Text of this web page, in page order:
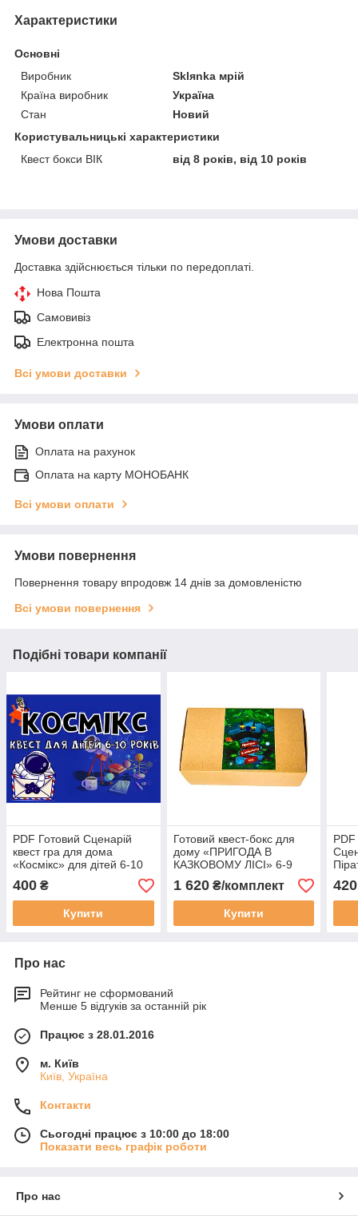
Характеристики
Основні
Виробник
Sklяnka мрій
Країна виробник
Україна
Стан
Новий
Користувальницькі характеристики
Квест бокси ВІК
від 8 років, від 10 років
Умови доставки
Доставка здійснюється тільки по передоплаті.
Нова Пошта
Самовивіз
Електронна пошта
Всі умови доставки
Умови оплати
Оплата на рахунок
Оплата на карту МОНОБАНК
Всі умови оплати
Умови повернення
Повернення товару впродовж 14 днів за домовленістю
Всі умови повернення
Подібні товари компанії
PDF Готовий Сценарій
квест гра для дома
«Космікс» для дітей 6-10
років (printable) UA\ru
400 ₴
Купити
Готовий квест-бокс для
дому «ПРИГОДА В
КАЗКОВОМУ ЛІСІ» 6-9
років ПРЕМІУМ РОС
ВЕРСІЯ
1 620₴/комплект
Купити
PDF
8+
420
Про нас
Рейтинг не сформований
Менше 5 відгуків за останній рік
Працює з 28.01.2016
м. Київ
Київ, Україна
Контакти
Сьогодні працює з 10:00 до 18:00
Показати весь графік роботи
Про нас